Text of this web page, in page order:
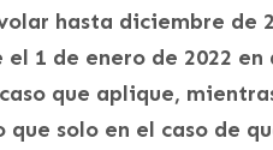
hasta diciembre de
el 1 de enero de 2022
que aplique,
que solo en el caso de